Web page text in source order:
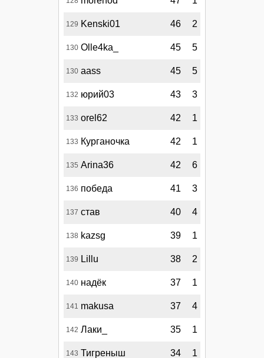
129 Kenski01 46 2
130 Olle4ka_ 45 5
130 aass 45 5
132 юрий03 43 3
133 orel62 42 1
133 Курганочка 42 1
135 Arina36 42 6
136 победа 41 3
137 став 40 4
138 kazsg 39 1
139 Lillu 38 2
140 надёк 37 1
141 makusa 37 4
142 Лаки_ 35 1
143 Тигреныш 34 1